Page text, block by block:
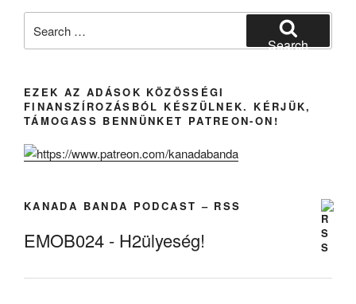
for:
Search
EZEK AZ ADÁSOK KÖZÖSSÉGI
FINANSZÍROZÁSBÓL KÉSZÜLNEK. KÉRJÜK,
TÁMOGASS BENNÜNKET PATREON-ON!
KANADA BANDA PODCAST – RSS
EMOB024 - H2ülyeség!